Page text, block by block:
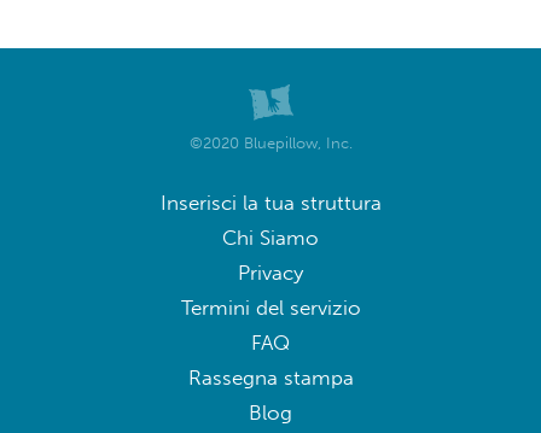
©2020 Bluepillow, Inc.
Inserisci la tua struttura
Chi Siamo
Privacy
Termini del servizio
FAQ
Rassegna stampa
Blog